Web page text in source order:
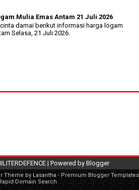
Mulia Emas Antam 21 Juli 2026
damai berikut informasi harga logam
Selasa, 21 Juli 2026.
| Powered by Blogger
Theme by Lasantha -Premium Blogger Templates
Domain Search